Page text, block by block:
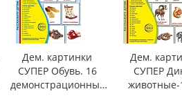
Дем. картинки
СУПЕР Обувь. 16
демонстрационных
Дем.
СУПЕР
животные-